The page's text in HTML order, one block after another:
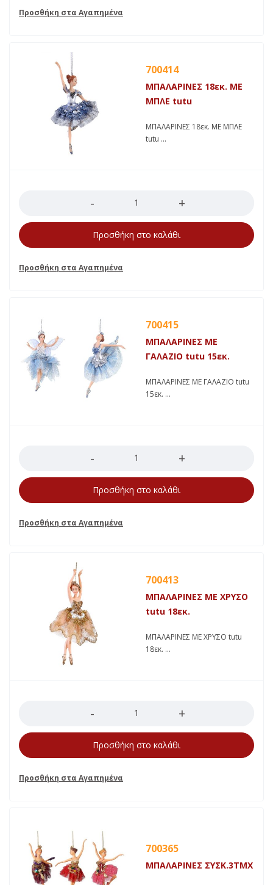
700414
ΜΠΑΛΑΡΙΝΕΣ 18εκ. ΜΕ
ΜΠΛΕ tutu
ΜΠΑΛΑΡΙΝΕΣ 18εκ. ΜΕ ΜΠΛΕ
tutu
Προσθήκη στο καλάθι
700415
ΜΠΑΛΑΡΙΝΕΣ ΜΕ
ΓΑΛΑΖΙΟ tutu 15εκ.
ΜΠΑΛΑΡΙΝΕΣ ΜΕ ΓΑΛΑΖΙΟ tutu
15εκ.
Προσθήκη στο καλάθι
700413
ΜΠΑΛΑΡΙΝΕΣ ΜΕ ΧΡΥΣΟ
tutu 18εκ.
ΜΠΑΛΑΡΙΝΕΣ ΜΕ ΧΡΥΣΟ tutu
18εκ.
Προσθήκη στο καλάθι
700365
ΜΠΑΛΑΡΙΝΕΣ ΣΥΣΚ.3ΤΜΧ